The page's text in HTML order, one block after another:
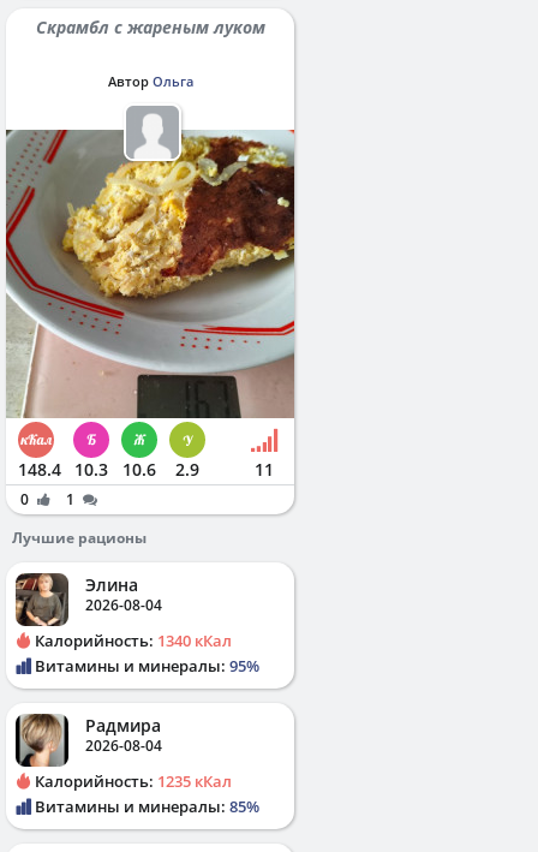
Скрамбл с жареным луком
Автор Ольга
148.4 10.3 10.6 2.9 11
0
1
Лучшие рационы
Элина
2026-08-04
Калорийность: 1340 кКал
Витамины и минералы: 95%
Радмира
2026-08-04
Калорийность: 1235 кКал
Витамины и минералы: 85%